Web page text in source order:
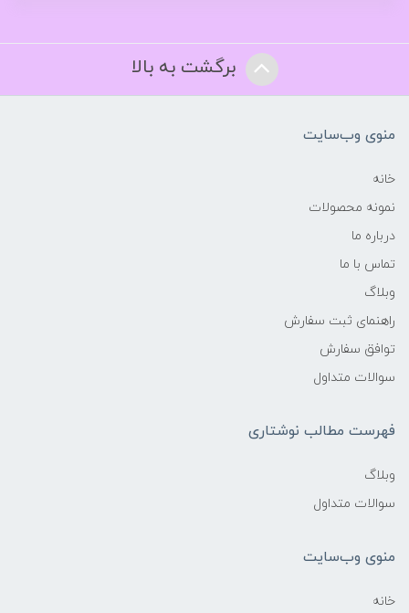
برگشت به بالا
منوی وب‌سایت
خانه
نمونه محصولات
درباره ما
تماس با ما
وبلاگ
راهنمای ثبت سفارش
توافق سفارش
سوالات متداول
فهرست مطالب نوشتاری
وبلاگ
سوالات متداول
منوی وب‌سایت
خانه